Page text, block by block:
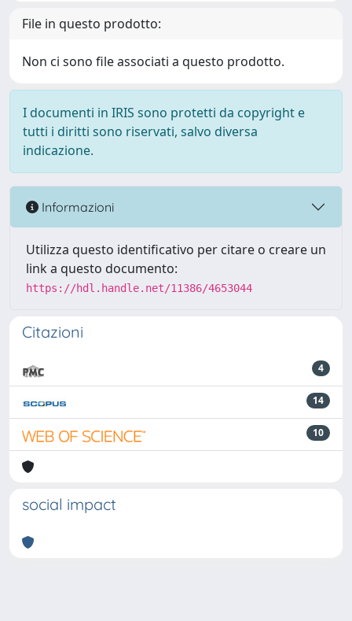
File in questo prodotto:
Non ci sono file associati a questo prodotto.
I documenti in IRIS sono protetti da copyright e
tutti i diritti sono riservati, salvo diversa
indicazione.
Informazioni
Utilizza questo identificativo per citare o creare un
link a questo documento:
https://hdl.handle.net/11386/4653044
Citazioni
4
14
10
social impact